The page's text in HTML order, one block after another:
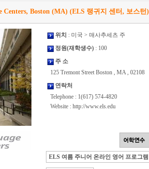
Centers, Boston (MA) (ELS 랭귀지 센터, 보스턴)
위치 : 미국 > 매사추세츠 주
정원(재학생수): 100
주 소
125 Tremont Street Boston , MA , 02108
연락처
Telephone : 1(617) 574-4820
Website : http://www.els.edu
ELS 여름 주니어 온라인 영어 프로그램